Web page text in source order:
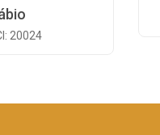
20024